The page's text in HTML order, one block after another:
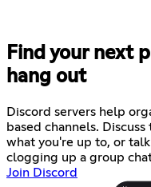
Find your next
hang out
Discord servers help
based channels.
what you're up to, or
clogging up a group
Join Discord